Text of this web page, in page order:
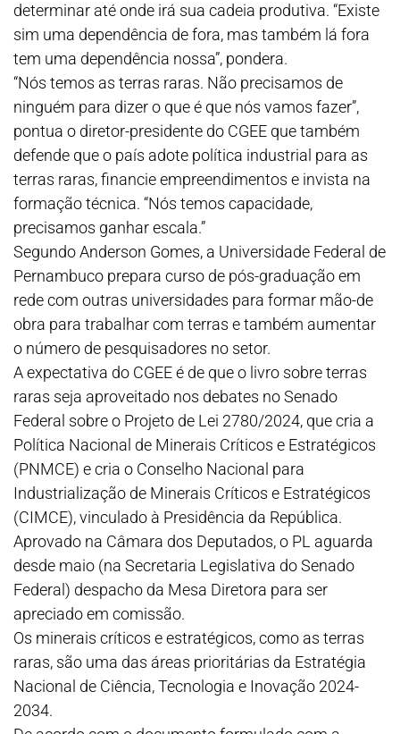
determinar até onde irá sua cadeia produtiva. “Existe
sim uma dependência de fora, mas também lá fora
tem uma dependência nossa”, pondera.
“Nós temos as terras raras. Não precisamos de
ninguém para dizer o que é que nós vamos fazer”,
pontua o diretor-presidente do CGEE que também
defende que o país adote política industrial para as
terras raras, financie empreendimentos e invista na
formação técnica. “Nós temos capacidade,
precisamos ganhar escala.”
Segundo Anderson Gomes, a Universidade Federal de
Pernambuco prepara curso de pós-graduação em
rede com outras universidades para formar mão-de
obra para trabalhar com terras e também aumentar
o número de pesquisadores no setor.
A expectativa do CGEE é de que o livro sobre terras
raras seja aproveitado nos debates no Senado
Federal sobre o Projeto de Lei 2780/2024, que cria a
Política Nacional de Minerais Críticos e Estratégicos
(PNMCE) e cria o Conselho Nacional para
Industrialização de Minerais Críticos e Estratégicos
(CIMCE), vinculado à Presidência da República.
Aprovado na Câmara dos Deputados, o PL aguarda
desde maio (na Secretaria Legislativa do Senado
Federal) despacho da Mesa Diretora para ser
apreciado em comissão.
Os minerais críticos e estratégicos, como as terras
raras, são uma das áreas prioritárias da Estratégia
Nacional de Ciência, Tecnologia e Inovação 2024-
2034.